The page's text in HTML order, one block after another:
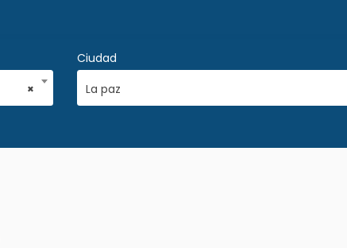
×
Ciudad
La paz